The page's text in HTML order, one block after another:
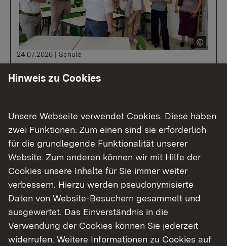
Bay besucht die Glemstalschule
24.07.2026 | Schule
Zur Aktuellen Meldung
Hinweis zu Cookies
Unsere Webseite verwendet Cookies. Diese haben
zwei Funktionen: Zum einen sind sie erforderlich
für die grundlegende Funktionalität unserer
Website. Zum anderen können wir mit Hilfe der
Cookies unsere Inhalte für Sie immer weiter
verbessern. Hierzu werden pseudonymisierte
Daten von Website-Besuchern gesammelt und
ausgewertet. Das Einverständnis in die
Verwendung der Cookies können Sie jederzeit
widerrufen. Weitere Informationen zu Cookies auf